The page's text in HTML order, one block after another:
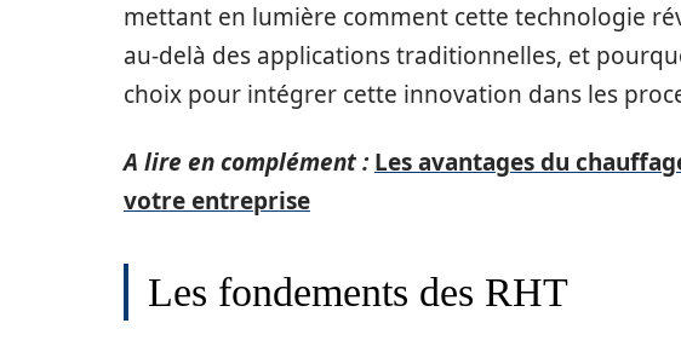
mettant en lumière comment cette technologie
au-delà des applications traditionnelles, et
choix pour intégrer cette innovation dans les
A lire en complément : Les avantages du
votre entreprise
Les fondements des RHT